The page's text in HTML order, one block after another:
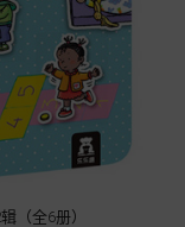
（全6册）